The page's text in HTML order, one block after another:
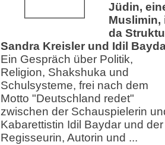
Jüdin,
Muslimin,
da
Sandra Kreisler und Idil
Ein Gespräch über Politik,
Religion, Shakshuka und
Schulsysteme, frei nach dem
Motto "Deutschland redet"
zwischen der Schauspielerin
Kabarettistin Idil Baydar und der
Regisseurin, Autorin und ...